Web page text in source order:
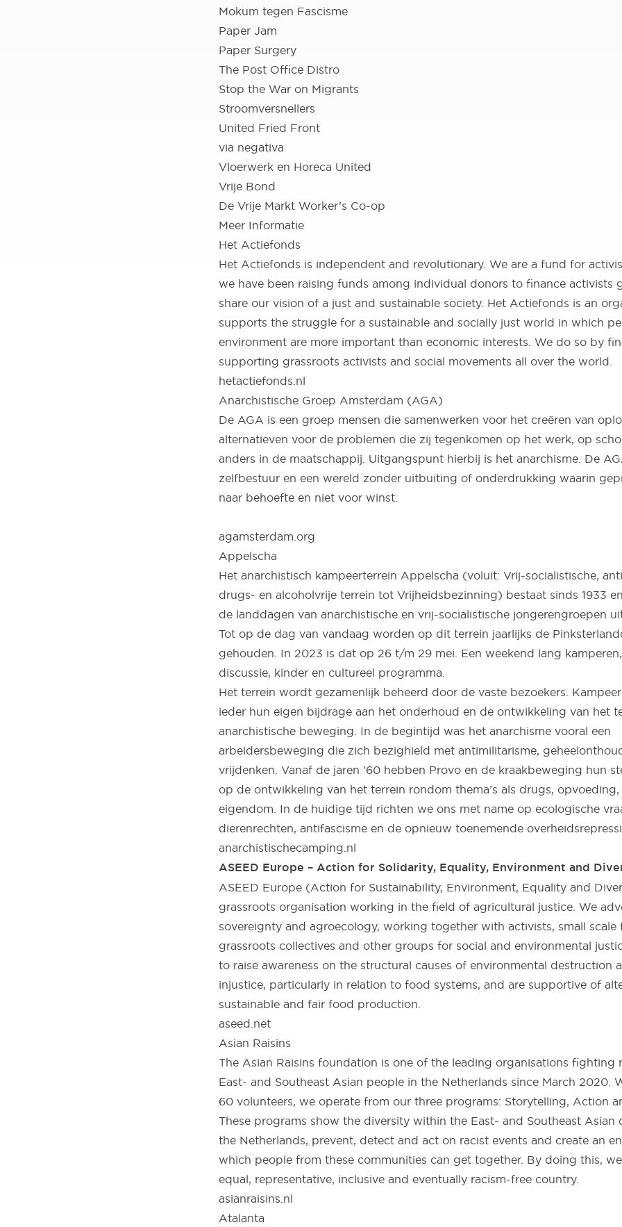
Mokum tegen Fascisme
Paper Jam
Paper Surgery
The Post Office Distro
Stop the War on Migrants
Stroomversnellers
United Fried Front
via negativa
Vloerwerk en Horeca United
Vrije Bond
De Vrije Markt Worker’s Co-op
Meer Informatie
Het Actiefonds
Het Actiefonds is independent and revolutionary. We are a fund for
we have been raising funds among individual donors to finance activists
share our vision of a just and sustainable society. Het Actiefonds is an
supports the struggle for a sustainable and socially just world in which
environment are more important than economic interests. We do so by
supporting grassroots activists and social movements all over the world.
hetactiefonds.nl
Anarchistische Groep Amsterdam (AGA)
De AGA is een groep mensen die samenwerken voor het creëren van
alternatieven voor de problemen die zij tegenkomen op het werk, op
anders in de maatschappij. Uitgangspunt hierbij is het anarchisme. De
zelfbestuur en een wereld zonder uitbuiting of onderdrukking waarin
naar behoefte en niet voor winst.
agamsterdam.org
Appelscha
Het anarchistisch kampeerterrein Appelscha (voluit: Vrij-socialistische,
drugs- en alcoholvrije terrein tot Vrijheidsbezinning) bestaat sinds 1933
de landdagen van anarchistische en vrij-socialistische jongerengroepen
Tot op de dag van vandaag worden op dit terrein jaarlijks de
gehouden. In 2023 is dat op 26 t/m 29 mei. Een weekend lang
discussie, kinder en cultureel programma.
Het terrein wordt gezamenlijk beheerd door de vaste bezoekers.
ieder hun eigen bijdrage aan het onderhoud en de ontwikkeling van het
anarchistische beweging. In de begintijd was het anarchisme vooral een
arbeidersbeweging die zich bezighield met antimilitarisme,
vrijdenken. Vanaf de jaren ’60 hebben Provo en de kraakbeweging hun
op de ontwikkeling van het terrein rondom thema’s als drugs, opvoeding,
eigendom. In de huidige tijd richten we ons met name op ecologische
dierenrechten, antifascisme en de opnieuw toenemende
anarchistischecamping.nl
ASEED Europe – Action for Solidarity, Equality, Environment and
ASEED Europe (Action for Sustainability, Environment, Equality and
grassroots organisation working in the field of agricultural justice. We
sovereignty and agroecology, working together with activists, small scale
grassroots collectives and other groups for social and environmental
to raise awareness on the structural causes of environmental destruction
injustice, particularly in relation to food systems, and are supportive of
sustainable and fair food production.
aseed.net
Asian Raisins
The Asian Raisins foundation is one of the leading organisations fighting
East- and Southeast Asian people in the Netherlands since March 2020.
60 volunteers, we operate from our three programs: Storytelling, Action
These programs show the diversity within the East- and Southeast Asian
the Netherlands, prevent, detect and act on racist events and create an
which people from these communities can get together. By doing this,
equal, representative, inclusive and eventually racism-free country.
asianraisins.nl
Atalanta